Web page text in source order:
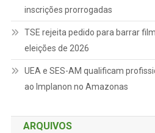
inscrições prorrogadas
TSE rejeita pedido para barrar
eleições de 2026
UEA e SES-AM qualificam
ao Implanon no Amazonas
ARQUIVOS